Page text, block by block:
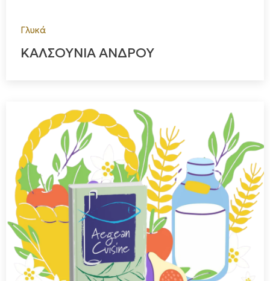
Γλυκά
ΚΑΛΣΟΥΝΙΑ ΑΝΔΡΟΥ